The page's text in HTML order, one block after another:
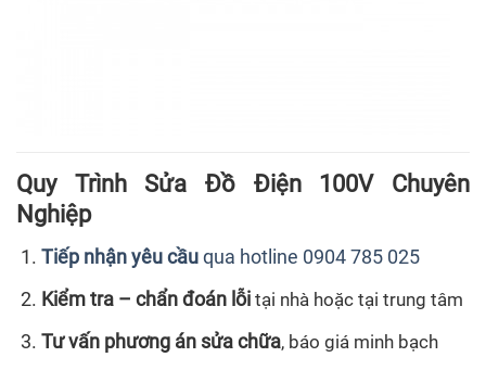
Quy Trình Sửa Đồ Điện 100V Chuyên
Nghiệp
Tiếp nhận yêu cầuqua hotline 0904 785 025
Kiểm tra – chẩn đoán lỗi tại nhà hoặc tại trung tâm
Tư vấn phương án sửa chữa, báo giá minh bạch